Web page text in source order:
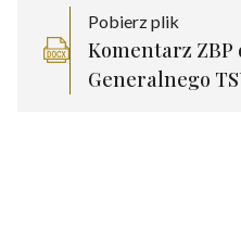
Pobierz plik
Komentarz ZBP
Generalnego